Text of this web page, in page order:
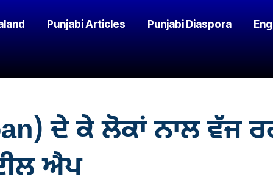
Punjabi Articles Punjabi Diaspora
ਦੇ ਕੇ ਲੋਕਾਂ ਨਾਲ ਵੱਜ
ਐਪ